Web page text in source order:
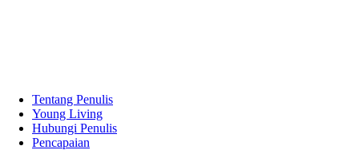
Tentang Penulis
Young Living
Hubungi Penulis
Pencapaian